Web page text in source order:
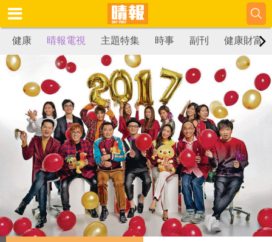
健康 晴報電視 主題特集 時事 副刊 健康財富